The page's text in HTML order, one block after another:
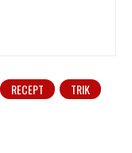
RECEPT TRIK